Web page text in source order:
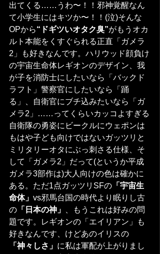
出てくる……うわ〜！！邪神覚醒なん
て小学生にはキツか〜！！(泣)そんな
OPから“ドギツいオタク臭”がもうオカ
ルト本能をくすぐられる正直「ガメラ
2」も好きなんです。ハリウッド顔負け
の宇宙生命体レギオンのデザイン、我
が子を消防士にしたいなら「バックド
ラフト」警察官にしたいなら「踊
る」、自衛官にブチ込みたいなら「ガ
メラ2」……ってくらいカッコよすぎる
自衛隊の勇姿にビークルにウェポンは
もはや子ども向けではないガッツリと
ミリタリーオタにぶっ刺さる仕様、そ
して「ガメラ2」だって(というか平成
ガメラ3部作は)大人向けの色は確かに
ある。ただ1点ガッツリSFの 「宇宙生
命体」 vs邪馬台国の時代より眠りし古
の 「日本の神」
、もうこれは好みの問
題です。レギオンの「エイリアン」も
好きなんです、けどあのイリスの
「神々しさ」 に私は軍配が上がりまし